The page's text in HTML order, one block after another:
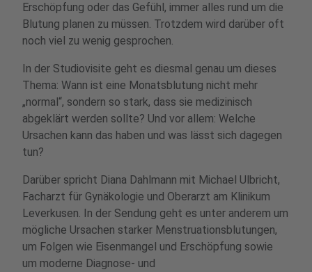
Erschöpfung oder das Gefühl, immer alles rund um die
Blutung planen zu müssen. Trotzdem wird darüber oft
noch viel zu wenig gesprochen.
In der Studiovisite geht es diesmal genau um dieses
Thema: Wann ist eine Monatsblutung nicht mehr
„normal“, sondern so stark, dass sie medizinisch
abgeklärt werden sollte? Und vor allem: Welche
Ursachen kann das haben und was lässt sich dagegen
tun?
Darüber spricht Diana Dahlmann mit Michael Ulbricht,
Facharzt für Gynäkologie und Oberarzt am Klinikum
Leverkusen. In der Sendung geht es unter anderem um
mögliche Ursachen starker Menstruationsblutungen,
um Folgen wie Eisenmangel und Erschöpfung sowie
um moderne Diagnose- und